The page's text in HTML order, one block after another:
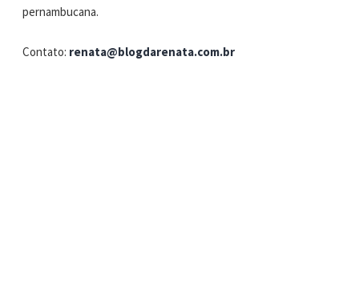
pernambucana.
Contato: renata@blogdarenata.com.br